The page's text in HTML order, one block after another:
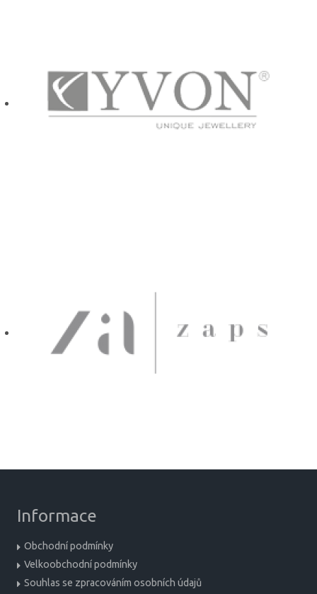
Informace
Obchodní podmínky
Velkoobchodní podmínky
Souhlas se zpracováním osobních údajů